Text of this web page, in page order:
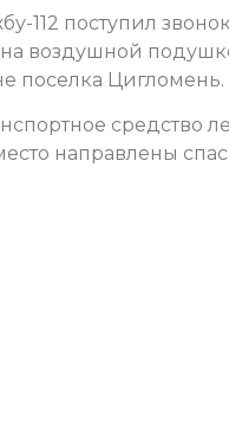
112 поступил
воздушной
поселка Цигломень.
направлены